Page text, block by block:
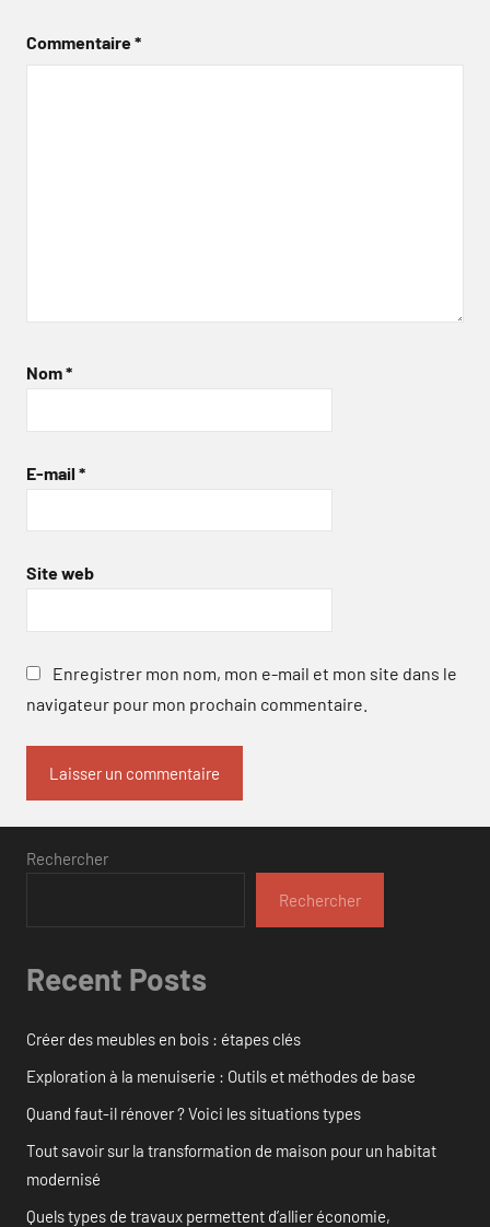
Commentaire*
Nom*
E-mail *
Site web
Enregistrer mon nom, mon e-mail et mon site dans le
navigateur pour mon prochain commentaire.
Rechercher
Rechercher
Recent Posts
Créer des meubles en bois : étapes clés
Exploration à la menuiserie : Outils et méthodes de base
Quand faut-il rénover ? Voici les situations types
Tout savoir sur la transformation de maison pour un habitat
modernisé
Quels types de travaux permettent d’allier économie,